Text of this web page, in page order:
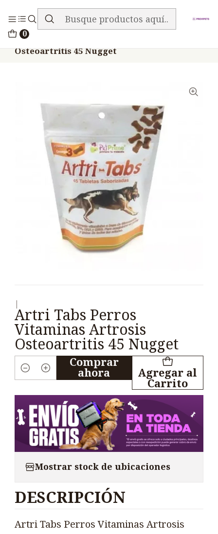
0
ENVIO GRATIS EN TODA LA TIENDA
Osteoartritis 45 Nugget
Artri Tabs Perros
Vitaminas Artrosis
Osteoartritis 45 Nugget
Cantidad
Agregar al
Carrito
Comprar
ahora
Mostrar stock de ubicaciones
DESCRIPCIÓN
Artri Tabs Perros Vitaminas Artrosis